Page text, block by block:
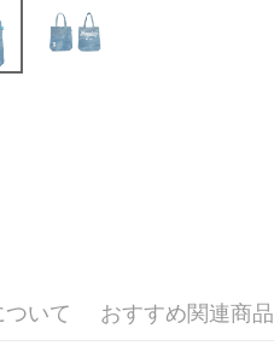
いて おすすめ関連商品